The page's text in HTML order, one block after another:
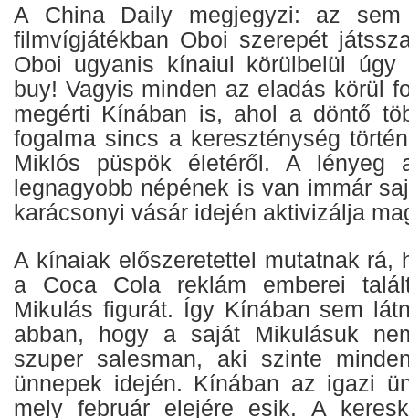
A China Daily megjegyzi: az
filmvígjátékban Oboi szerepét
Oboi ugyanis kínaiul körülbelül
buy! Vagyis minden az eladás körül
megérti Kínában is, ahol a döntő
fogalma sincs a kereszténység
Miklós püspök életéről. A lényeg
legnagyobb népének is van immár
karácsonyi vásár idején aktivizálja
A kínaiak előszeretettel mutatnak rá,
a Coca Cola reklám emberei
Mikulás figurát. Így Kínában sem
abban, hogy a saját Mikulásuk
szuper salesman, aki szinte
ünnepek idején. Kínában az igazi
mely február elejére esik. A